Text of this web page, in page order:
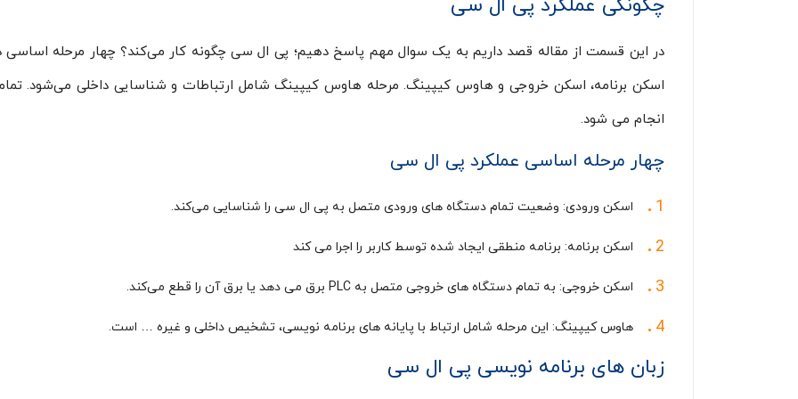
چگونگی عملکرد پی ال سی
اسکن برنامه، اسکن خروجی و هاوس کیپینگ. مرحله هاوس کیپینگ شامل ارتباطات و شناسایی داخلی می‌شود.
انجام می شود.
چهار مرحله اساسی عملکرد پی ال سی
اسکن ورودی: وضعیت تمام دستگاه های ورودی متصل به پی ال سی را شناسایی می‌کند.
اسکن برنامه: برنامه منطقی ایجاد شده توسط کاربر را اجرا می کند
اسکن خروجی:‌ به تمام دستگاه های خروجی متصل به PLC برق می دهد یا برق آن را قطع می‌کند.
هاوس کیپینگ: این مرحله شامل ارتباط با پایانه های برنامه نویسی، تشخیص داخلی و غیره … است.
زبان های برنامه نویسی پی ال سی